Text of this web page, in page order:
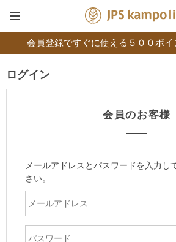
会員登録ですぐに使える５００ポイ
ログイン
会員のお客様
メールアドレスとパスワードを入力し
さい。